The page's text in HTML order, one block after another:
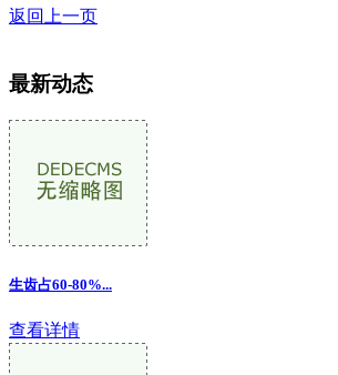
返回上一页
最新动态
生齿占60-80%...
查看详情